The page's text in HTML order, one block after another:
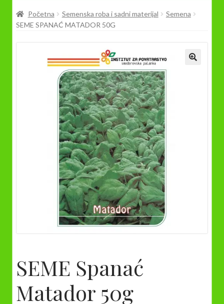
Prodavnica
Početna Semenska roba i sadni materijal
Semena
SEME SPANAĆ MATADOR 50G
SEME Spanać
Matador 50g